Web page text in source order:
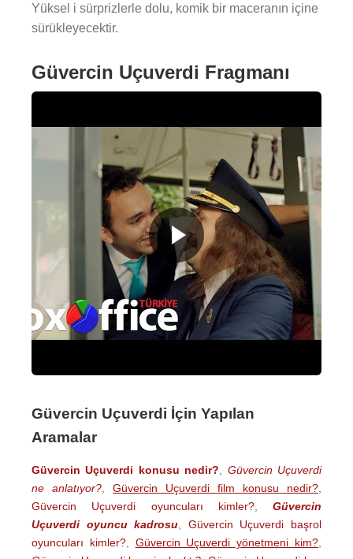
Yüksel i sürprizlerle dolu, komik bir maceranın içine
sürükleyecektir.
Güvercin Uçuverdi Fragmanı
Güvercin Uçuverdi İçin Yapılan
Aramalar
Güvercin Uçuverdi konusu nedir?
Güvercin Uçuverdi
ne anlatıyor?
Güvercin Uçuverdi film konusu nedir?
Güvercin Uçuverdi oyuncuları kimler?, Güvercin
Uçuverdi oyuncu kadrosu
Güvercin Uçuverdi başrol
oyuncuları kimler?, Güvercin Uçuverdi yönetmeni kim?